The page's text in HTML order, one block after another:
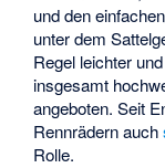
und den
unter dem
Regel leichter
insgesamt
angeboten. Seit
Rennrädern auch
Rolle.